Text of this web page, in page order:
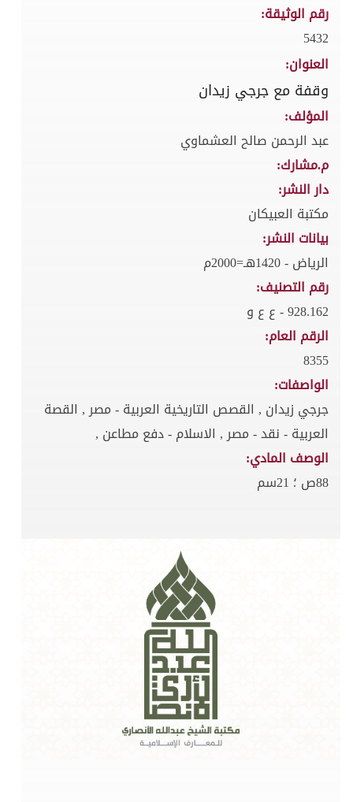
رقم الوثيقة:
5432
العنوان:
وقفة مع جرجي زيدان
المؤلف:
عبد الرحمن صالح العشماوي
م.مشارك:
دار النشر:
مكتبة العبيكان
بيانات النشر:
الرياض - 1420هـ=2000م
رقم التصنيف:
928.162 - ع ع و
الرقم العام:
8355
الواصفات:
جرجي زيدان , القصص التاريخية العربية - مصر , القصة
العربية - نقد - مصر , الاسلام - دفع مطاعن ,
الوصف المادي:
88ص ؛ 21سم